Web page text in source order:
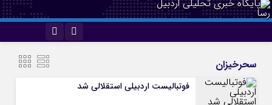
سحرخیزان
فوتبالیست اردبیلی استقلالی شد